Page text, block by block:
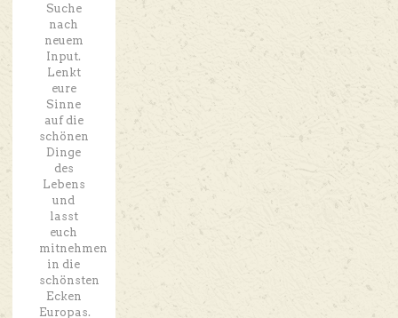
Suche
nach
neuem
Input.
Lenkt
eure
Sinne
auf die
schönen
Dinge
des
Lebens
und
lasst
euch
mitnehmen
in die
schönsten
Ecken
Europas.